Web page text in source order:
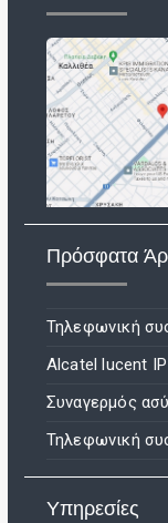
Πρόσφατα
Τηλεφωνική
Alcatel lucent
Συναγερμός
Τηλεφωνική
Υπηρεσίες